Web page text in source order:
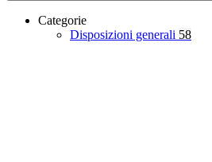
Categorie
Disposizioni generali 58